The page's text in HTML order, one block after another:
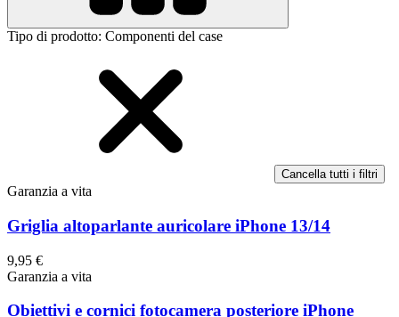
Tipo di prodotto: Componenti del case
Cancella tutti i filtri
Garanzia a vita
Griglia altoparlante auricolare iPhone 13/14
9,95 €
Garanzia a vita
Obiettivi e cornici fotocamera posteriore iPhone